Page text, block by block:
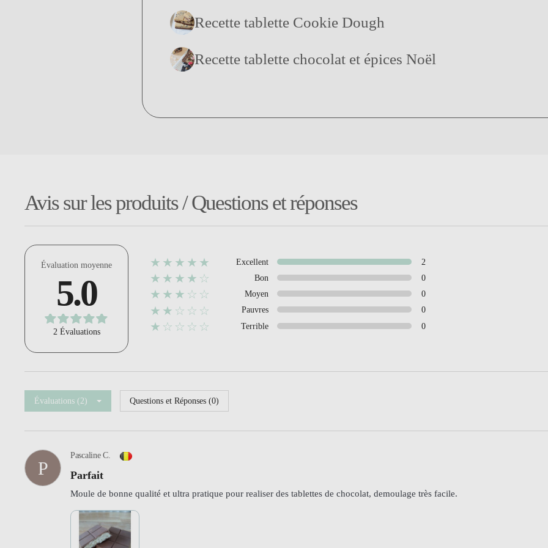
Recette tablette Cookie Dough
Recette tablette chocolat et épices Noël
Avis sur les produits / Questions et réponses
Évaluation moyenne
5.0
2 Évaluations
★★★★★ Excellent 2
★★★★☆ Bon 0
★★★☆☆ Moyen 0
★★☆☆☆ Pauvres 0
★☆☆☆☆ Terrible 0
Évaluations (2) Questions et Réponses (0)
P
Pascaline C.
Parfait
Moule de bonne qualité et ultra pratique pour realiser des tablettes de chocolat, demoulage très facile.